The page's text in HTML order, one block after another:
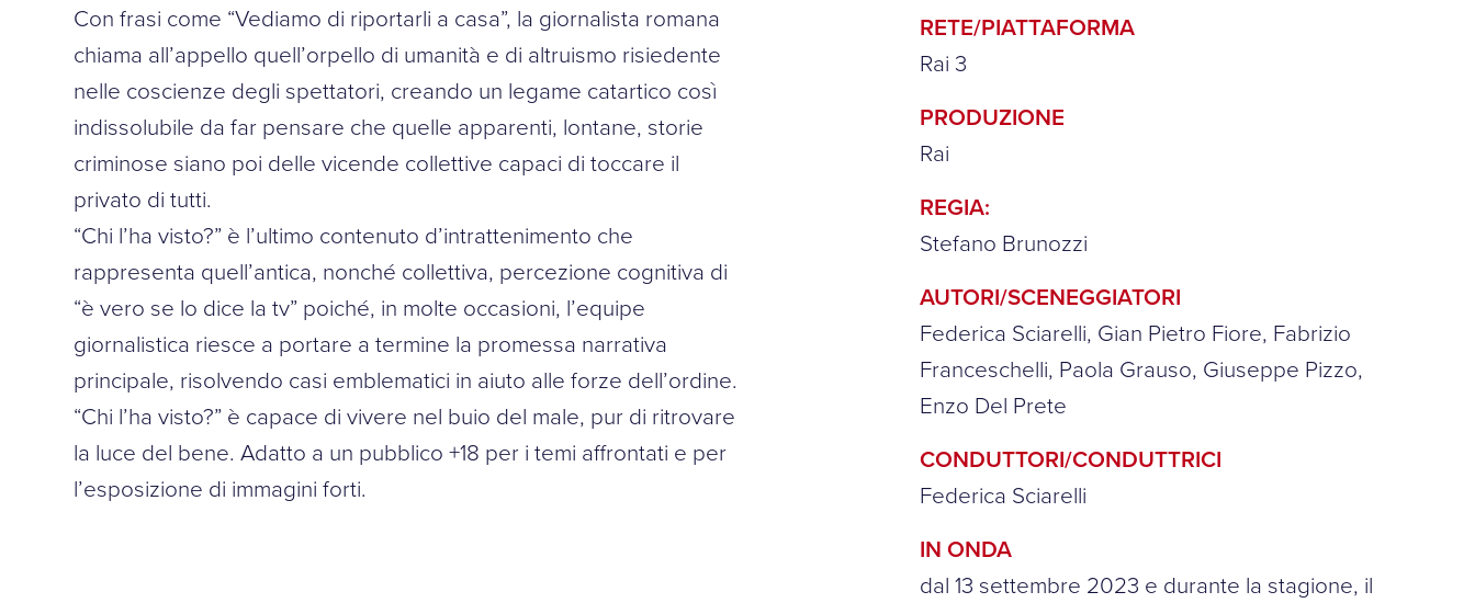
Con frasi come “Vediamo di riportarli a casa”, la giornalista romana
chiama all’appello quell’orpello di umanità e di altruismo risiedente
nelle coscienze degli spettatori, creando un legame catartico così
indissolubile da far pensare che quelle apparenti, lontane, storie
criminose siano poi delle vicende collettive capaci di toccare il
privato di tutti.
“Chi l’ha visto?” è l’ultimo contenuto d’intrattenimento che
rappresenta quell’antica, nonché collettiva, percezione cognitiva di
“è vero se lo dice la tv” poiché, in molte occasioni, l’equipe
giornalistica riesce a portare a termine la promessa narrativa
principale, risolvendo casi emblematici in aiuto alle forze dell’ordine.
“Chi l’ha visto?” è capace di vivere nel buio del male, pur di ritrovare
la luce del bene. Adatto a un pubblico +18 per i temi affrontati e per
l’esposizione di immagini forti.
RETE/PIATTAFORMA
Rai 3
PRODUZIONE
Rai
REGIA:
Stefano Brunozzi
AUTORI/SCENEGGIATORI
Federica Sciarelli, Gian Pietro Fiore, Fabrizio
Franceschelli, Paola Grauso, Giuseppe Pizzo,
Enzo Del Prete
CONDUTTORI/CONDUTTRICI
Federica Sciarelli
IN ONDA
dal 13 settembre 2023 e durante la stagione, il